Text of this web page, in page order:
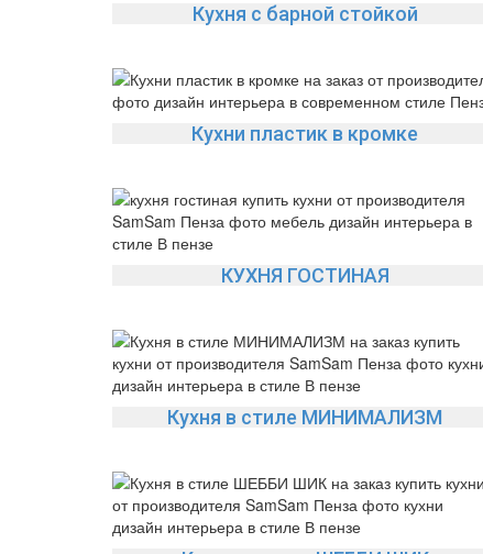
Кухня с барной стойкой
Кухни пластик в кромке
КУХНЯ ГОСТИНАЯ
Кухня в стиле МИНИМАЛИЗМ